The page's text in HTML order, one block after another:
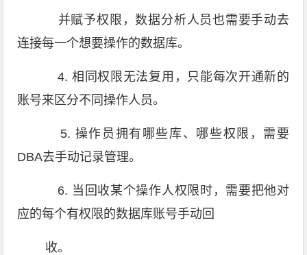
并赋予权限，数据分析人员也需要手动去
连接每一个想要操作的数据库。
4. 相同权限无法复用，只能每次开通新的
账号来区分不同操作人员。
5. 操作员拥有哪些库、哪些权限，需要
DBA去手动记录管理。
6. 当回收某个操作人权限时，需要把他对
应的每个有权限的数据库账号手动回
收。